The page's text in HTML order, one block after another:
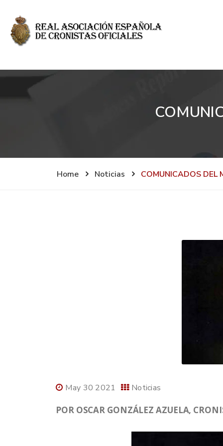
Home Noticias COMUNICADOS DEL
May 30 2021 Noticias
POR OSCAR GONZÁLEZ AZUELA,